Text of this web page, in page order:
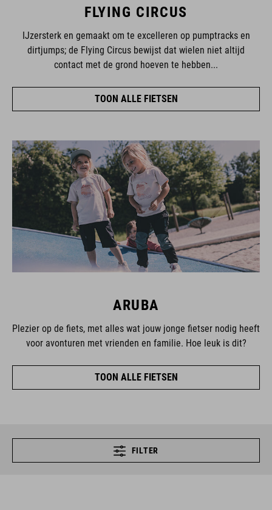
FLYING CIRCUS
IJzersterk en gemaakt om te excelleren op pumptracks en
dirtjumps; de Flying Circus bewijst dat wielen niet altijd
contact met de grond hoeven te hebben...
TOON ALLE FIETSEN
ARUBA
Plezier op de fiets, met alles wat jouw jonge fietser nodig heeft
voor avonturen met vrienden en familie. Hoe leuk is dit?
TOON ALLE FIETSEN
FILTER